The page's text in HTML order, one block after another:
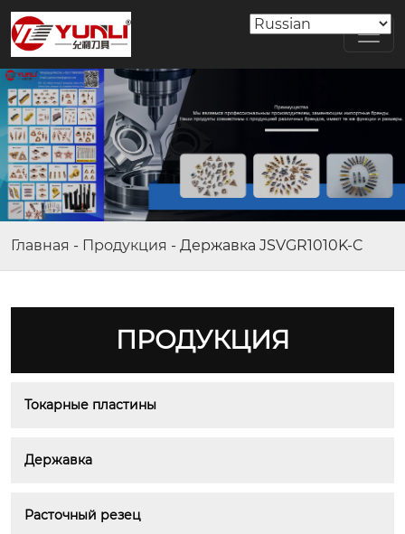
Главная - Продукция - Державка JSVGR1010K-C
ПРОДУКЦИЯ
Токарные пластины
Державка
Расточный резец